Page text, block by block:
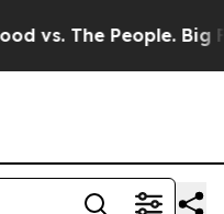
The People. Big